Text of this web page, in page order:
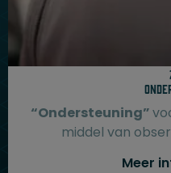
“Ondersteuning”
middel van
Meer